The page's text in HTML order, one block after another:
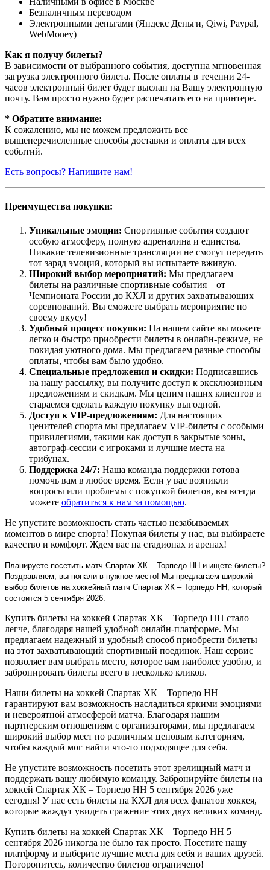
Безналичным переводом
Электронными деньгами (Яндекс Деньги, Qiwi, Paypal,
WebMoney)
Как я получу билеты?
В зависимости от выбранного события, доступна мгновенная
загрузка электронного билета. После оплаты в течении 24-
часов электронный билет будет выслан на Вашу электронную
почту. Вам просто нужно будет распечатать его на принтере.
* Обратите внимание:
К сожалению, мы не можем предложить все
вышеперечисленные способы доставки и оплаты для всех
событий.
Есть вопросы? Напишите нам!
Преимущества покупки:
Уникальные эмоции: Спортивные события создают
особую атмосферу, полную адреналина и единства.
Никакие телевизионные трансляции не смогут передать
тот заряд эмоций, который вы испытаете вживую.
Широкий выбор мероприятий: Мы предлагаем
билеты на различные спортивные события – от
Чемпионата России до КХЛ и других захватывающих
соревнований. Вы сможете выбрать мероприятие по
своему вкусу!
Удобный процесс покупки: На нашем сайте вы можете
легко и быстро приобрести билеты в онлайн-режиме, не
покидая уютного дома. Мы предлагаем разные способы
оплаты, чтобы вам было удобно.
Специальные предложения и скидки: Подписавшись
на нашу рассылку, вы получите доступ к эксклюзивным
предложениям и скидкам. Мы ценим наших клиентов и
стараемся сделать каждую покупку выгодной.
Доступ к VIP-предложениям: Для настоящих
ценителей спорта мы предлагаем VIP-билеты с особыми
привилегиями, такими как доступ в закрытые зоны,
автограф-сессии с игроками и лучшие места на
трибунах.
Поддержка 24/7: Наша команда поддержки готова
помочь вам в любое время. Если у вас возникли
вопросы или проблемы с покупкой билетов, вы всегда
можете обратиться к нам за помощью.
Не упустите возможность стать частью незабываемых
моментов в мире спорта! Покупая билеты у нас, вы выбираете
качество и комфорт. Ждем вас на стадионах и аренах!
Планируете посетить матч Спартак ХК – Торпедо НН и ищете билеты?
Поздравляем, вы попали в нужное место! Мы предлагаем широкий
выбор билетов на хоккейный матч Спартак ХК – Торпедо НН, который
состоится 5 сентября 2026.
Купить билеты на хоккей Спартак ХК – Торпедо НН стало
легче, благодаря нашей удобной онлайн-платформе. Мы
предлагаем надежный и удобный способ приобрести билеты
на этот захватывающий спортивный поединок. Наш сервис
позволяет вам выбрать место, которое вам наиболее удобно, и
забронировать билеты всего в несколько кликов.
Наши билеты на хоккей Спартак ХК – Торпедо НН
гарантируют вам возможность насладиться яркими эмоциями
и невероятной атмосферой матча. Благодаря нашим
партнерским отношениям с организаторами, мы предлагаем
широкий выбор мест по различным ценовым категориям,
чтобы каждый мог найти что-то подходящее для себя.
Не упустите возможность посетить этот зрелищный матч и
поддержать вашу любимую команду. Забронируйте билеты на
хоккей Спартак ХК – Торпедо НН 5 сентября 2026 уже
сегодня! У нас есть билеты на КХЛ для всех фанатов хоккея,
которые жаждут увидеть сражение этих двух великих команд.
Купить билеты на хоккей Спартак ХК – Торпедо НН 5
сентября 2026 никогда не было так просто. Посетите нашу
платформу и выберите лучшие места для себя и ваших друзей.
Поторопитесь, количество билетов ограничено!